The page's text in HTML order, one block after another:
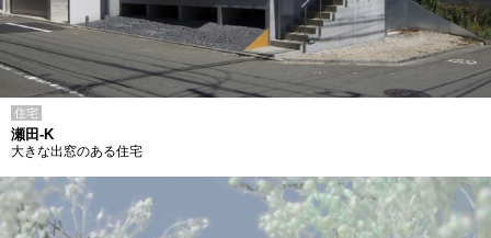
住宅
瀬田-K
大きな出窓のある住宅